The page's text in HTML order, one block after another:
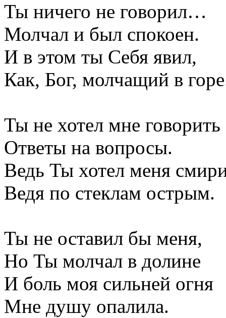
Ты ничего не говорил…
Молчал и был спокоен.
И в этом ты Себя явил,
Как, Бог, молчащий в
Ты не хотел мне говорить
Ответы на вопросы.
Ведь Ты хотел меня
Ведя по стеклам острым.
Ты не оставил бы меня,
Но Ты молчал в долине
И боль моя сильней огня
Мне душу опалила.